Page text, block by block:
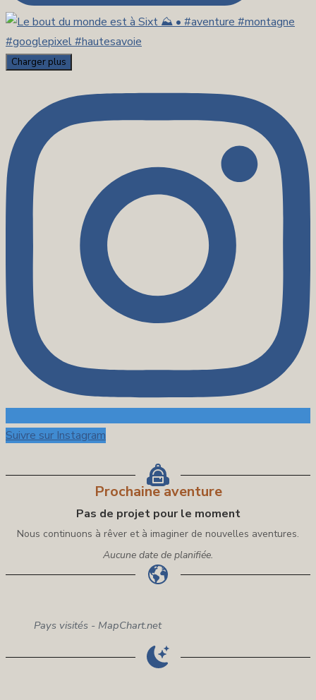
Charger plus
Suivre sur Instagram
Prochaine aventure
Pas de projet pour le moment
Nous continuons à rêver et à imaginer de nouvelles aventures.
Aucune date de planifiée.
Pays visités - MapChart.net